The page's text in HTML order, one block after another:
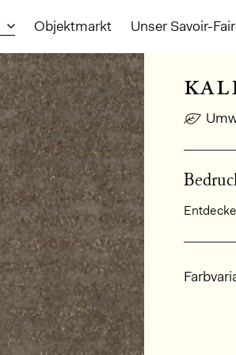
Objektmarkt Unser Savoir-